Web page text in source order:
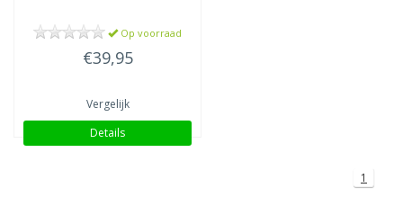
Op voorraad
€39,95
Vergelijk
Details
1